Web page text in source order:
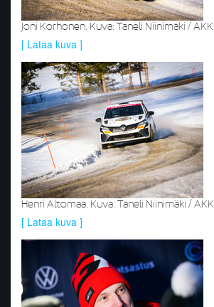
Joni Korhonen. Kuva: Taneli Niinimäki / AKK
[ Lataa kuva ]
Henri Altomaa. Kuva: Taneli Niinimäki / AKK
[ Lataa kuva ]